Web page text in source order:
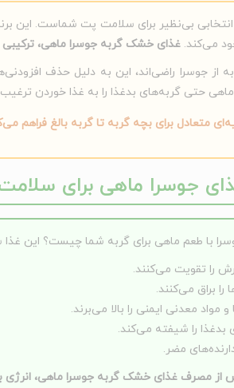
بی‌نظیر برای سلامت پت شماست. این
می‌کند. غذای خشک گربه جوسرا ماهی، ترکیبی از پروتئین ماهی، امگا
از جوسرا راضی‌اند، این به دلیل حذف
حتی گربه‌های بدغذا را به غذا خوردن
متعادل برای بچه گربه تا گربه بالغ فراهم
با طعم ماهی برای گربه شما چیست؟ این غذا سلامت
را تقویت می‌کنند.
مواد معدنی ایمنی را بالا می‌برند.
را شیفته می‌کند.
مضر.
از مصرف غذای خشک گربه جوسرا ماهی، انرژی